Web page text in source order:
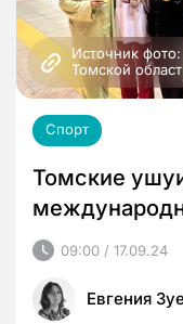
Источник
Томской
Спорт
Томские
09:00 / 17.09.24
Евгения